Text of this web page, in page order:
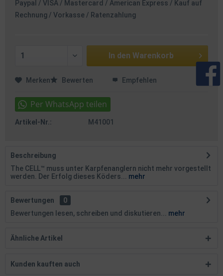
Paypal / VISA / Mastercard / American Express / Kauf auf
Rechnung / Vorkasse / Ratenzahlung
In den Warenkorb
Merken Bewerten Empfehlen
Artikel-Nr.: M41001
Beschreibung
The CELL™ muss unter Karpfen­anglern nicht mehr vorgestellt
werden. Der Erfolg dieses Köders...
mehr
Bewertungen
0
Bewertungen lesen, schreiben und diskutieren...
mehr
Ähnliche Artikel
Kunden kauften auch